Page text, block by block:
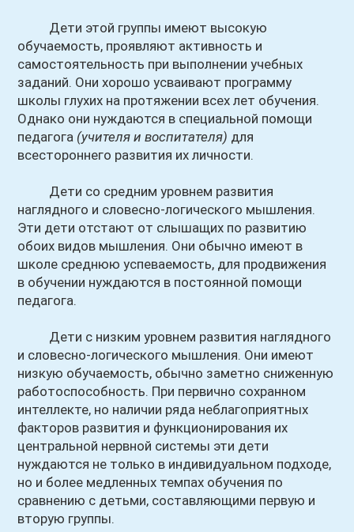
Дети этой группы имеют высокую
обучаемость, проявляют активность и
самостоятельность при выполнении учебных
заданий. Они хорошо усваивают программу
школы глухих на протяжении всех лет обучения.
Однако они нуждаются в специальной помощи
педагога (учителя и воспитателя) для
всестороннего развития их личности.
Дети со средним уровнем развития
наглядного и словесно-логического мышления.
Эти дети отстают от слышащих по развитию
обоих видов мышления. Они обычно имеют в
школе среднюю успеваемость, для продвижения
в обучении нуждаются в постоянной помощи
педагога.
Дети с низким уровнем развития наглядного
и словесно-логического мышления. Они имеют
низкую обучаемость, обычно заметно сниженную
работоспособность. При первично сохранном
интеллекте, но наличии ряда неблагоприятных
факторов развития и функционирования их
центральной нервной системы эти дети
нуждаются не только в индивидуальном подходе,
но и более медленных темпах обучения по
сравнению с детьми, составляющими первую и
вторую группы.